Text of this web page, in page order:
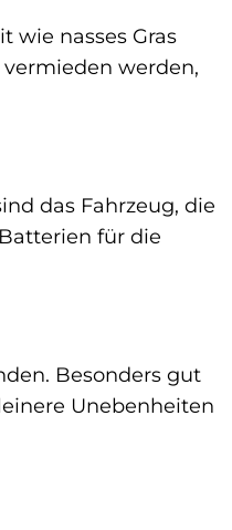
wie nasses Gras
werden,
das Fahrzeug, die
für die
Besonders gut
Unebenheiten